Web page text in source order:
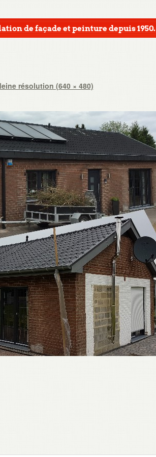
de façade et peinture depuis 1950.
résolution (640 × 480)